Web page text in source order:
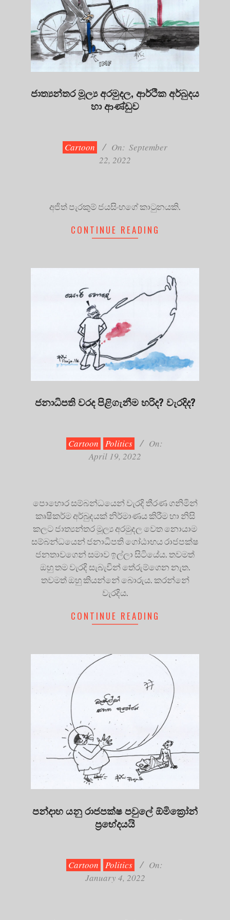
ජාත්‍යන්තර මූල්‍ය අරමුදල, ආර්ථික අර්බුදය
හා ආණ්ඩුව
Cartoon On: September
22, 2022
අජිත් පැරකුම් ජයසිංහගේ කාටුනයකි.
CONTINUE READING
ජනාධිපති වරද පිළිගැනීම හරිද? වැරදිද?
Cartoon Politics
On:
April 19, 2022
පොහොර සම්බන්ධයෙන් වැරදි තීරණ ගනිමින්
කෘෂිකර්ම අර්බුදයක් නිර්මාණය කිරීම හා නිසි
කලට ජාත්‍යන්තර මූල්‍ය අරමුදල වෙත නොයාම
සම්බන්ධයෙන් ජනාධිපති ගෝඨාභය රාජපක්ෂ
ජනතාවගෙන් සමාව ඉල්ලා සිටියේය. තවමත්
ඔහු තම වැරදි සැබැවින් තේරුම්ගෙන නැත.
තවමත් ඔහු කියන්නේ බොරුය. කරන්නේ
වැරදිය.
CONTINUE READING
පන්දාහ යනු රාජපක්ෂ පවුලේ ඕමික්‍රෝන්
ප්‍රභේදයයි
Cartoon Politics
On:
January 4, 2022